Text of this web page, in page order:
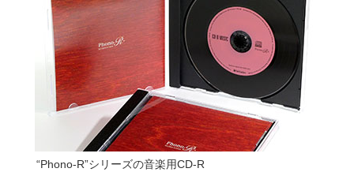
“Phono-R”シリーズの音楽用CD-R